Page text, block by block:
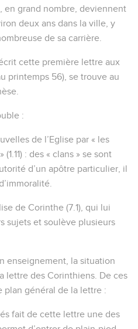
en grand nombre, deviennent
deux ans dans la ville, y
de sa carrière.
cette première lettre aux
printemps 56), se trouve au
:
de l’Eglise par « les
: des « clans » se sont
d’un apôtre particulier, il
de Corinthe (7.1), qui lui
sujets et soulève plusieurs
enseignement, la situation
lettre des Corinthiens. De ces
plan général de la lettre :
fait de cette lettre une des